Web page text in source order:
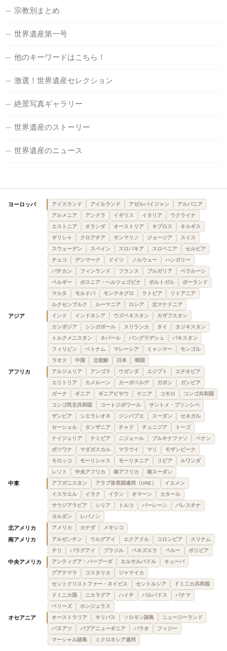
宗教別まとめ
世界遺産第一号
他のキーワードはこちら！
激選！世界遺産セレクション
絶景写真ギャラリー
世界遺産のストーリー
世界遺産のニュース
ヨーロッパ アイスランド アイルランド アゼルバイジャン
アルバニア
アルメニア
アンドラ イギリス イタリア
ウクライナ
エストニア
オランダ オーストリア キプロス
キルギス
ギリシャ
クロアチア サンマリノ ジョージア
スイス
スウェーデン
スペイン スロバキア スロベニア
セルビア
チェコ
デンマーク ドイツ ノルウェー
ハンガリー
バチカン
フィンランド フランス ブルガリア
ベラルーシ
ベルギー
ボスニア・ヘルツェゴビナ ポルトガル
ポーランド
マルタ
モルドバ モンテネグロ ラトビア
リトアニア
ルクセンブルク
ルーマニア ロシア 北マケドニア
アジア インド インドネシア ウズベキスタン
カザフスタン
カンボジア
シンガポール スリランカ タイ
タジキスタン
トルクメニスタン
ネパール バングラデシュ
パキスタン
フィリピン
ベトナム マレーシア ミャンマー
モンゴル
ラオス
中国 北朝鮮 日本 韓国
アフリカ アルジェリア アンゴラ ウガンダ エジプト
エチオピア
エリトリア
カメルーン カーボベルデ ガボン
ガンビア
ガーナ
ギニア ギニアビサウ ケニア コモロ
コンゴ共和国
コンゴ民主共和国
コートジボワール
サントメ・プリンシペ
ザンビア
シエラレオネ ジンバブエ スーダン
セネガル
セーシェル
タンザニア チャド チュニジア
トーゴ
ナイジェリア
ナミビア ニジェール ブルキナファソ
ベナン
ボツワナ
マダガスカル マラウイ マリ
モザンビーク
モロッコ
モーリシャス モーリタニア リビア
ルワンダ
レソト
中央アフリカ 南アフリカ 南スーダン
中東 アフガニスタン アラブ首長国連邦（UAE）
イエメン
イスラエル
イラク イラン オマーン
カタール
サウジアラビア
シリア トルコ バーレーン
パレスチナ
ヨルダン
レバノン
北アメリカ アメリカ カナダ メキシコ
南アメリカ アルゼンチン ウルグアイ エクアドル コロンビア
スリナム
チリ
パラグアイ ブラジル ベネズエラ ペルー ボリビア
中央アメリカ アンティグア・バーブーダ エルサルバドル
キューバ
グアテマラ
コスタリカ
ジャマイカ
セントクリストファー・ネイビス
セントルシア
ドミニカ共和国
ドミニカ国
ニカラグア ハイチ バルバドス
パナマ
ベリーズ
ホンジュラス
オセアニア オーストラリア キリバス ソロモン諸島
ニュージーランド
バヌアツ
パプアニューギニア パラオ
フィジー
マーシャル諸島
ミクロネシア連邦